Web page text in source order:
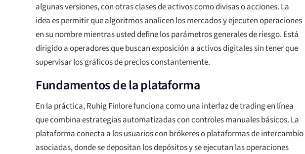
algunas versiones, con otras clases de activos como divisas o acciones. La
idea es permitir que algoritmos analicen los mercados y ejecuten operaciones
en su nombre mientras usted define los parámetros generales de riesgo. Está
dirigido a operadores que buscan exposición a activos digitales sin tener que
supervisar los gráficos de precios constantemente.
Fundamentos de la plataforma
En la práctica, Ruhig Finlore funciona como una interfaz de trading en línea
que combina estrategias automatizadas con controles manuales básicos. La
plataforma conecta a los usuarios con brókeres o plataformas de intercambio
asociadas, donde se depositan los depósitos y se ejecutan las operaciones